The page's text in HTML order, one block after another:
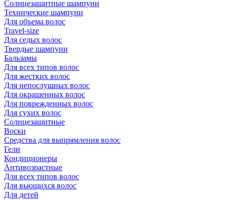
Солнцезащитные шампуни
Технические шампуни
Для объема волос
Travel-size
Для седых волос
Твердые шампуни
Бальзамы
Для всех типов волос
Для жестких волос
Для непослушных волос
Для окрашенных волос
Для поврежденных волос
Для сухих волос
Солнцезащитные
Воски
Средства для выпрямления волос
Гели
Кондиционеры
Антивозрастные
Для всех типов волос
Для вьющихся волос
Для детей